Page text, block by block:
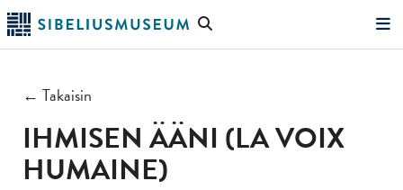
Siirry
pääsisältöön
Hae
← Takaisin
IHMISEN ÄÄNI (LA VOIX
HUMAINE)